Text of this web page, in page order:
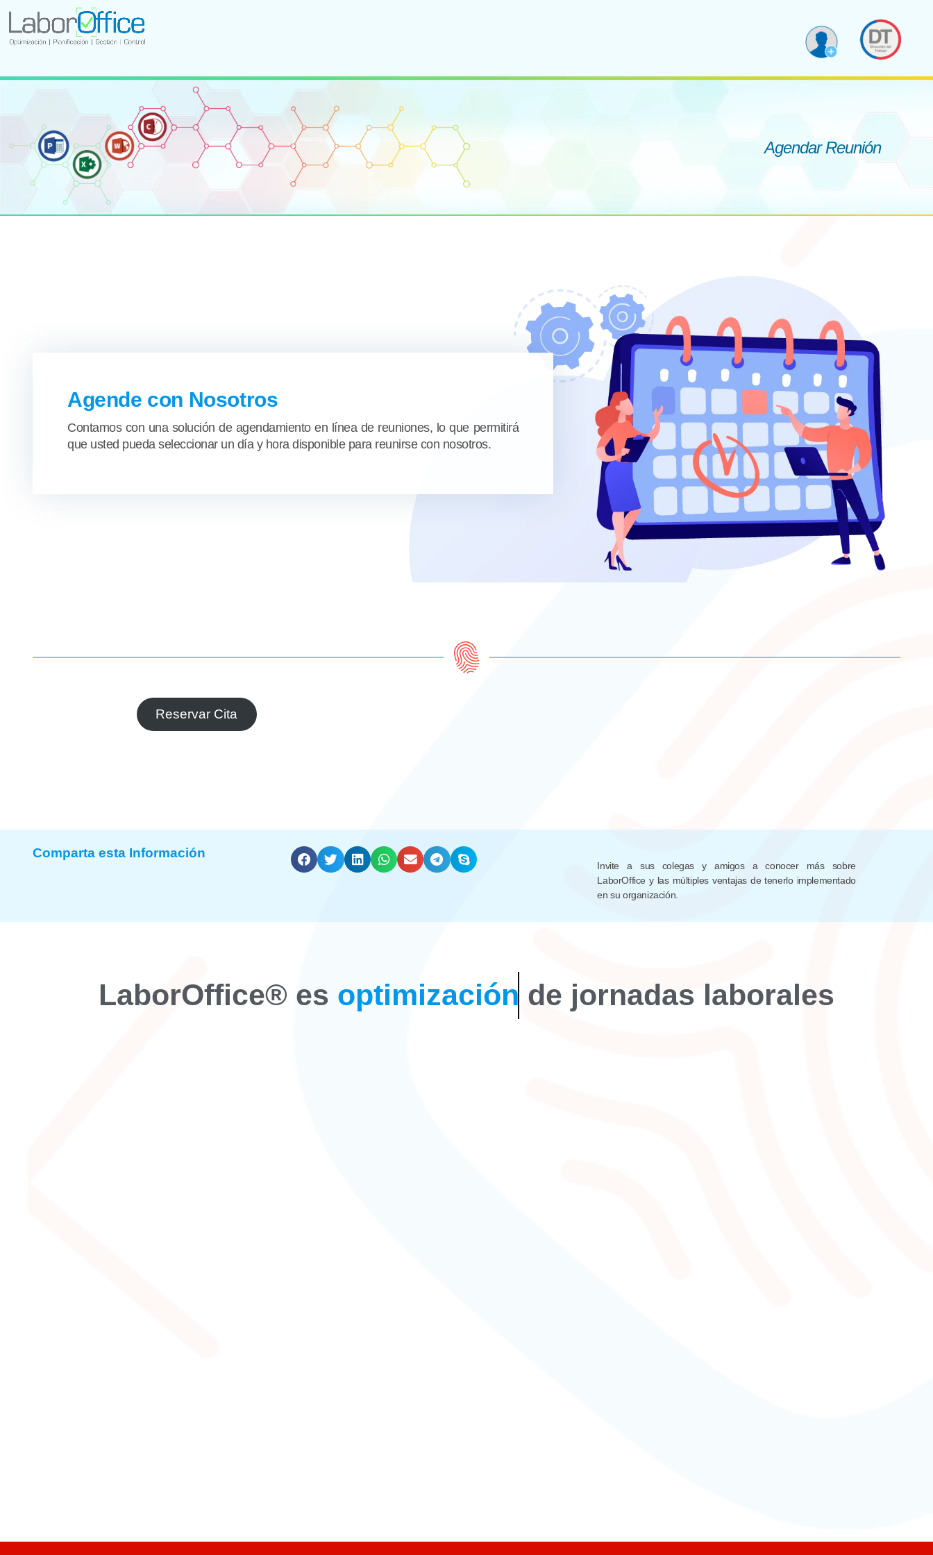
Agendar Reunión
Agende con Nosotros
Contamos con una solución de agendamiento en línea de reuniones, lo que permitirá
que usted pueda seleccionar un día y hora disponible para reunirse con nosotros.
Reservar Cita
Comparta esta Información
Invite a sus colegas y amigos a conocer más sobre
LaborOffice y las múltiples ventajas de tenerlo implementado
en su organización.
LaborOffice® es optimización de jornadas laborales